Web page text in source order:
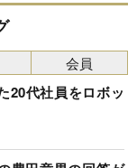
20代社員をロボッ
会員